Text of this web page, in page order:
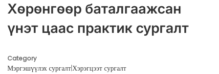
Хөрөнгөөр баталгаажсан
үнэт цаас практик сургалт
Category
Мэргэшүүлэх сургалтХэрэгцээт сургалт